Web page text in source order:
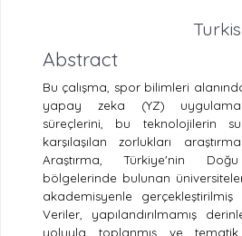
Abstract
Bu çalışma, spor bilimleri
yapay zeka (YZ)
süreçlerini, bu teknolojilerin
karşılaşılan zorlukları
Araştırma, Türkiye'nin
bölgelerinde bulunan
akademisyenle gerçekleştirilmiş
Veriler, yapılandırılmamış
yoluyla toplanmış ve